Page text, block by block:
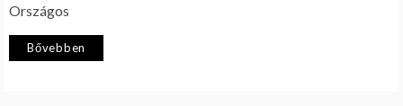
Országos
Bővebben